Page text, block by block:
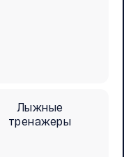
Лыжные
тренажеры